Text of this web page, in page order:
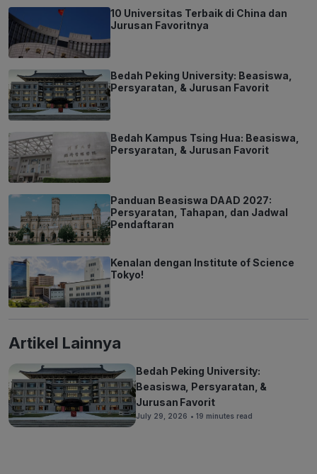
10 Universitas Terbaik di China dan
Jurusan Favoritnya
Bedah Peking University: Beasiswa,
Persyaratan, & Jurusan Favorit
Bedah Kampus Tsing Hua: Beasiswa,
Persyaratan, & Jurusan Favorit
Panduan Beasiswa DAAD 2027:
Persyaratan, Tahapan, dan Jadwal
Pendaftaran
Kenalan dengan Institute of Science
Tokyo!
Artikel Lainnya
Bedah Peking University:
Beasiswa, Persyaratan, &
Jurusan Favorit
July 29, 2026 • 19 minutes read